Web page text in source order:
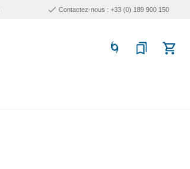
Contactez-nous : +33 (0) 189 900 150